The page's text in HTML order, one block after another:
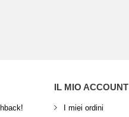
IL MIO ACCOUNT
I miei ordini